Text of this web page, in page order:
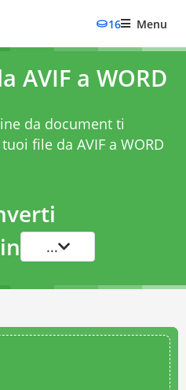
16 Menu
AVIF a WORD
da document ti
file da AVIF a WORD
in ...